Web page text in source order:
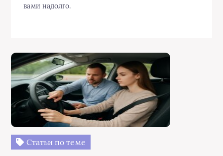
вами надолго.
Статьи по теме